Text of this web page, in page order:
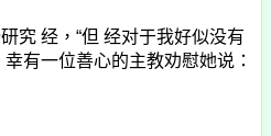
究 经，“但 经对于我好似没有
有一位善心的主教劝慰她说：